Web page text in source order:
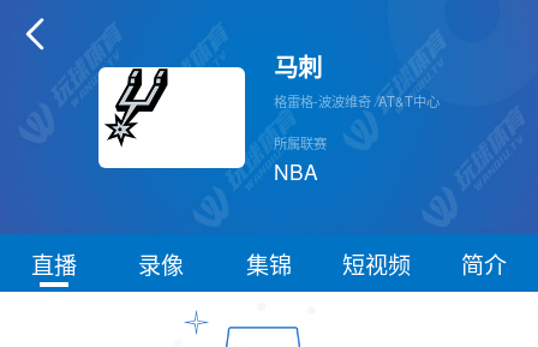

马刺
格雷格-波波维奇/AT&T中心
所属联赛
NBA
直播 录像 集锦 短视频 简介